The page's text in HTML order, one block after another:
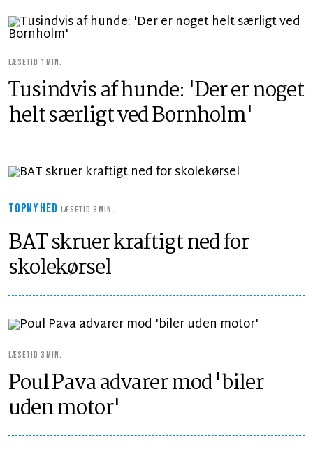
LÆSETID 1 MIN.
Tusindvis af hunde: 'Der er noget
helt særligt ved Bornholm'
TOPNYHEDLÆSETID 8 MIN.
BAT skruer kraftigt ned for
skolekørsel
LÆSETID 3 MIN.
Poul Pava advarer mod 'biler
uden motor'